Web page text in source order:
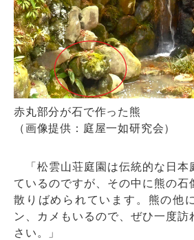
赤丸部分が石で作った熊
（画像提供：庭屋一如研究会）
「松雲山荘庭園は伝統的な日本
ているのですが、その中に熊の石
散りばめられています。熊の他
ン、カメもいるので、ぜひ一度訪
さい。」